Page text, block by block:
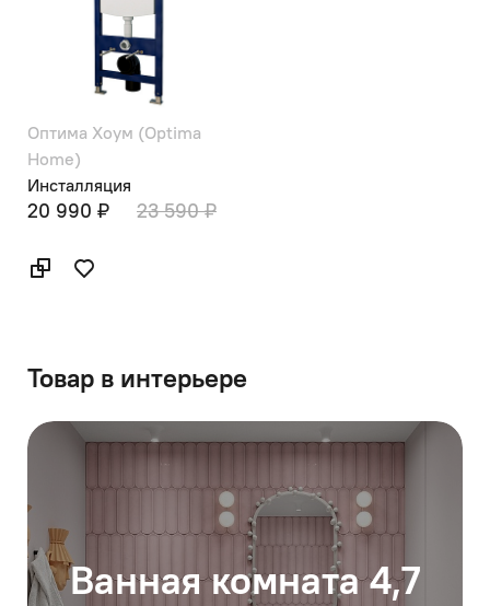
Оптима Хоум (Optima
Home)
Инсталляция
20 990 ₽ 23 590 ₽
Товар в интерьере
Ванная комната 4,7